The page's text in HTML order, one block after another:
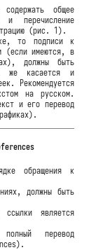
общее
перечисление
(рис. 1).
то подписи к
(если имеются, в
должны быть
же касается и
Рекомендуется
на русском.
и его перевод
обращения к
должны быть
ссылки является
полный перевод